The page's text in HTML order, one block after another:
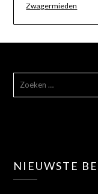
Zwagermieden
NIEUWSTE